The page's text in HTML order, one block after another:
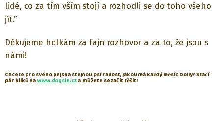
lidé, co za tím vším stojí a rozhodli se do toho všeho
jít.”
Děkujeme holkám za fajn rozhovor a za to, že jsou s
námi!
Chcete pro svého pejska stejnou psí radost, jakou má každý měsíc Dolly? Stačí
pár kliků nawww.dogsie.cza můžete se začít těšit!